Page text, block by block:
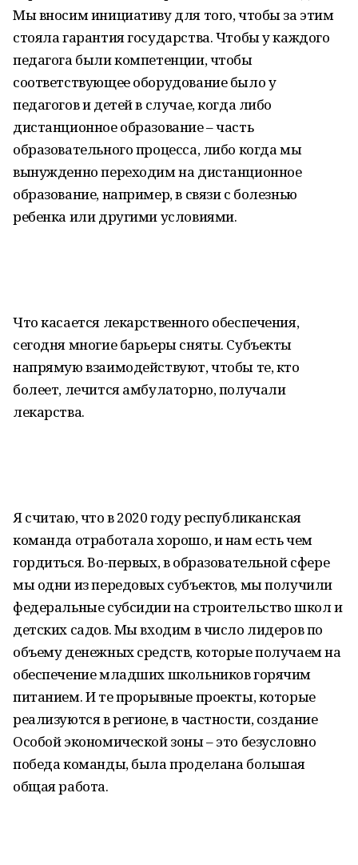
Мы вносим инициативу для того, чтобы за этим
стояла гарантия государства. Чтобы у каждого
педагога были компетенции, чтобы
соответствующее оборудование было у
педагогов и детей в случае, когда либо
дистанционное образование – часть
образовательного процесса, либо когда мы
вынужденно переходим на дистанционное
образование, например, в связи с болезнью
ребенка или другими условиями.
Что касается лекарственного обеспечения,
сегодня многие барьеры сняты. Субъекты
напрямую взаимодействуют, чтобы те, кто
болеет, лечится амбулаторно, получали
лекарства.
Я считаю, что в 2020 году республиканская
команда отработала хорошо, и нам есть чем
гордиться. Во-первых, в образовательной сфере
мы одни из передовых субъектов, мы получили
федеральные субсидии на строительство школ и
детских садов. Мы входим в число лидеров по
объему денежных средств, которые получаем на
обеспечение младших школьников горячим
питанием. И те прорывные проекты, которые
реализуются в регионе, в частности, создание
Особой экономической зоны – это безусловно
победа команды, была проделана большая
общая работа.